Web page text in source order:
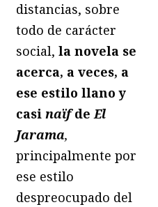
distancias, sobre
todo de carácter
social, la novela se
acerca, a veces, a
ese estilo llano y
casi naïfdeEl
Jarama,
principalmente por
ese estilo
despreocupado del